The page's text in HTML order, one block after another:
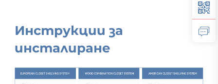
Инструкции за
инсталиране